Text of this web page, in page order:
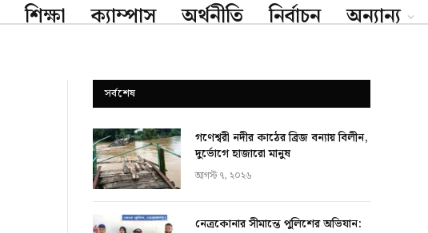
শিক্ষা ক্যাম্পাস অর্থনীতি নির্বাচন অন্যান্য
সর্বশেষ
গণেশ্বরী নদীর কাঠের ব্রিজ বন্যায় বিলীন,
দুর্ভোগে হাজারো মানুষ
আগস্ট ৭, ২০২৬
নেত্রকোনার সীমান্তে পুলিশের অভিযান: